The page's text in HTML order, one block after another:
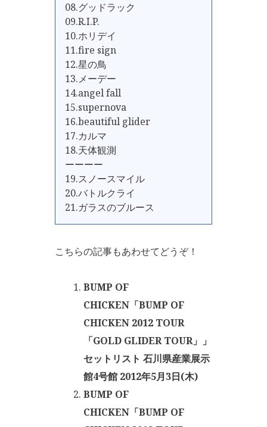
08.グッドラック
09.R.I.P.
10.ホリデイ
11.fire sign
12.星の鳥
13.メーデー
14.angel fall
15.supernova
16.beautiful glider
17.カルマ
18.天体観測
ーーーー
19.スノースマイル
20.バトルクライ
21.ガラスのブルース
こちらの記事もあわせてどうぞ！
BUMP OF
CHICKEN「BUMP OF
CHICKEN 2012 TOUR
「GOLD GLIDER TOUR」」
セットリスト 石川県産業展示
館4号館 2012年5月3日(木)
BUMP OF
CHICKEN「BUMP OF